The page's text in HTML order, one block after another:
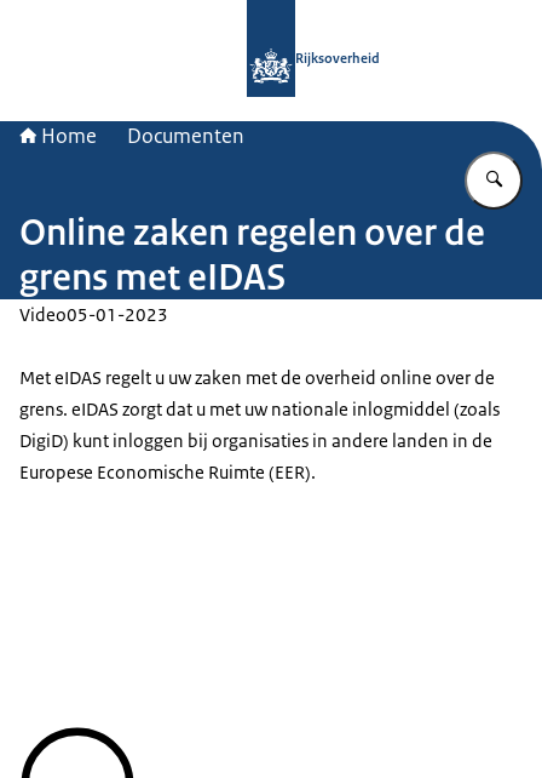
Rijksoverheid
Home Documenten
Online zaken regelen over de
grens met eIDAS
Video05-01-2023
Met eIDAS regelt u uw zaken met de overheid online over de
grens. eIDAS zorgt dat u met uw nationale inlogmiddel (zoals
DigiD) kunt inloggen bij organisaties in andere landen in de
Europese Economische Ruimte (EER).